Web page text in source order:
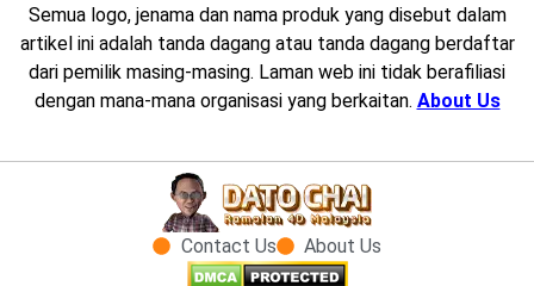
Semua logo, jenama dan nama produk yang disebut dalam
artikel ini adalah tanda dagang atau tanda dagang berdaftar
dari pemilik masing-masing. Laman web ini tidak berafiliasi
dengan mana-mana organisasi yang berkaitan. About Us
Contact Us About Us